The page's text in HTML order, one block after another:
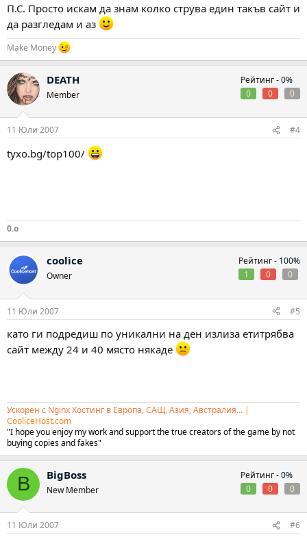
П.С. Просто искам да знам колко струва един такъв сайт и
да разгледам и аз
Make Money
DEATH
Member
Рейтинг -0%
0
0 0
11 Юли 2007 #4
tyxo.bg/top100/
0.o
coolice
Owner
Рейтинг - 100%
1
0 0
11 Юли 2007 #5
като ги подредиш по уникални на ден излиза етитрябва
сайт между 24 и 40 място някаде
Ускорен с Nginx Хостинг в Европа, САЩ, Азия, Австралия... |
CooliceHost.com
"I hope you enjoy my work and support the true creators of the game by not
buying copies and fakes"
B BigBoss
New Member
Рейтинг -0%
0
0 0
11 Юли 2007 #6